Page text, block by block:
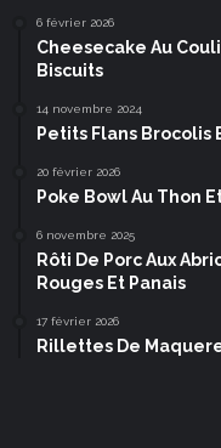
6 février 2026
Cheesecake Au
Biscuits
14 novembre 2024
Petits Flans Brocolis
20 février 2026
Poke Bowl Au Thon
6 novembre 2025
Rôti De Porc Aux
Rouges Et Panais
17 février 2026
Rillettes De